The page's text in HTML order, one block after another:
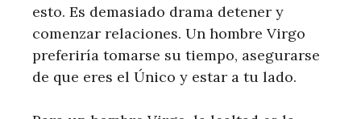
esto. Es demasiado drama detener y
comenzar relaciones. Un hombre Virgo
preferiría tomarse su tiempo, asegurarse
de que eres el Único y estar a tu lado.